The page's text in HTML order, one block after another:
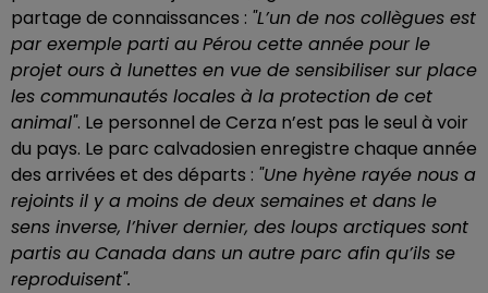
partage de connaissances : "L’un de nos collègues est
par exemple parti au Pérou cette année pour le
projet ours à lunettes en vue de sensibiliser sur place
les communautés locales à la protection de cet
animal". Le personnel de Cerza n’est pas le seul à voir
du pays. Le parc calvadosien enregistre chaque année
des arrivées et des départs : "Une hyène rayée nous a
rejoints il y a moins de deux semaines et dans le
sens inverse, l’hiver dernier, des loups arctiques sont
partis au Canada dans un autre parc afin qu’ils se
reproduisent".